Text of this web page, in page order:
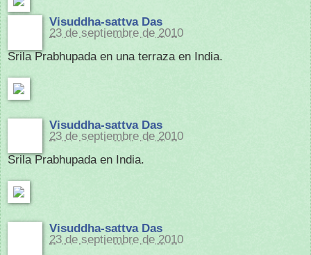
Visuddha-sattva Das
23 de septiembre de 2010
Srila Prabhupada en una terraza en India.
Visuddha-sattva Das
23 de septiembre de 2010
Srila Prabhupada en India.
Visuddha-sattva Das
23 de septiembre de 2010